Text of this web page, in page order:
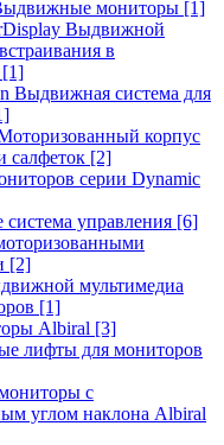
мониторы [1]
Выдвижной
в
[1]
Выдвижная система для
корпус
салфеток [2]
серии Dynamic
система управления [6]
[2]
мультимедиа
[1]
Albiral [3]
лифты для мониторов
с
углом наклона Albiral